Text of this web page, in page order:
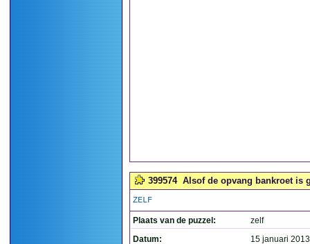
399574 Alsof de opvang bankroet is
ZELF
Plaats van de puzzel:
zelf
Datum:
15 januari